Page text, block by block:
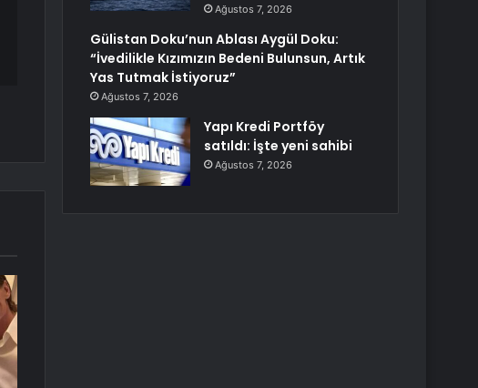
Ağustos 7, 2026
Gülistan Doku’nun Ablası Aygül Doku:
“İvedilikle Kızımızın Bedeni Bulunsun, Artık
Yas Tutmak İstiyoruz”
Ağustos 7, 2026
Yapı Kredi Portföy
satıldı: İşte yeni sahibi
Ağustos 7, 2026